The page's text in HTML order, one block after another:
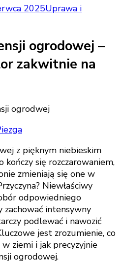
2025Uprawa i
ogrodowej –
zakwitnie na
z pięknym niebieskim
się rozczarowaniem,
zmieniają się one w
Niewłaściwy
odpowiedniego
intensywny
podlewać i nawozić
jest zrozumienie, co
ziemi i jak precyzyjnie
ogrodowej.